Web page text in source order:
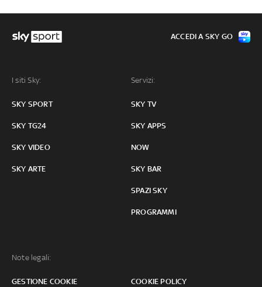
I siti Sky:
SKY SPORT
SKY TG24
SKY VIDEO
SKY ARTE
Servizi:
SKY TV
SKY APPS
NOW
SKY BAR
SPAZI SKY
PROGRAMMI
Note legali:
GESTIONE COOKIE COOKIE POLICY
ACCEDI A SKY GO